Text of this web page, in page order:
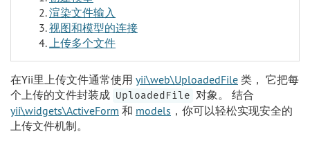
渲染文件输入
视图和模型的连接
上传多个文件
在Yii里上传文件通常使用 yii\web\UploadedFile 类， 它把每
个上传的文件封装成 UploadedFile 对象。 结合
yii\widgets\ActiveForm 和 models ，你可以轻松实现安全的
上传文件机制。